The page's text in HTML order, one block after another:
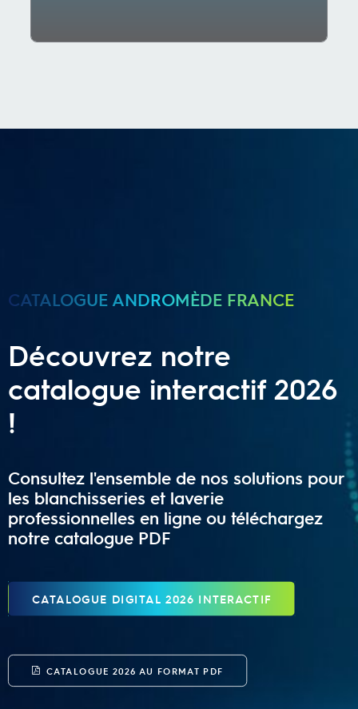
CATALOGUE ANDROMÈDE FRANCE
Découvrez notre
catalogue interactif 2026
!
Consultez l'ensemble de nos solutions pour
les blanchisseries et laverie
professionnelles en ligne ou téléchargez
notre catalogue PDF
CATALOGUE DIGITAL 2026 INTERACTIF
CATALOGUE 2026 AU FORMAT PDF